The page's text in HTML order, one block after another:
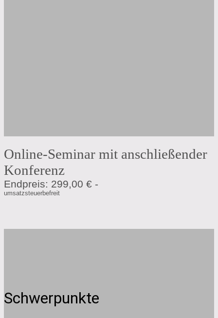
Online-Seminar mit anschließender
Konferenz
Endpreis: 299,00 € -
umsatzsteuerbefreit
Schwerpunkte